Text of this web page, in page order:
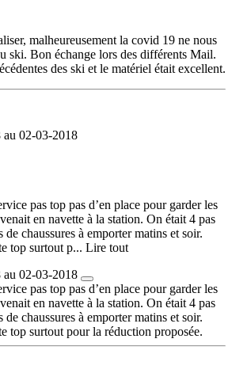
malheureusement la covid 19 ne nous
ski. Bon échange lors des différents Mail.
des ski et le matériel était excellent.
02-03-2018
pas top pas d’en place pour garder les
en navette à la station. On était 4 pas
de chaussures à emporter matins et soir.
top surtout p... Lire tout
02-03-2018
pas top pas d’en place pour garder les
en navette à la station. On était 4 pas
de chaussures à emporter matins et soir.
top surtout pour la réduction proposée.